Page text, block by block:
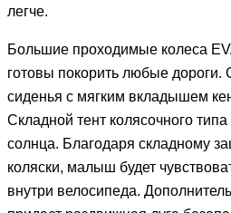
легче.
Большие проходимые колеса
готовы покорить любые
сиденья с мягким вкладышем
Складной тент колясочного
солнца. Благодаря складному
коляски, малыш будет
внутри велосипеда.